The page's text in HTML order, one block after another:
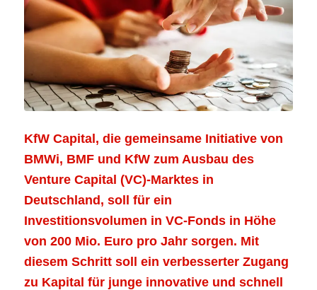
KfW Capital, die gemeinsame Initiative von
BMWi, BMF und KfW zum Ausbau des
Venture Capital (VC)-Marktes in
Deutschland, soll für ein
Investitionsvolumen in VC-Fonds in Höhe
von 200 Mio. Euro pro Jahr sorgen. Mit
diesem Schritt soll ein verbesserter Zugang
zu Kapital für junge innovative und schnell